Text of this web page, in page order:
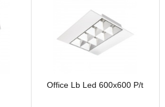
Office Lb Led 600x600 P/t